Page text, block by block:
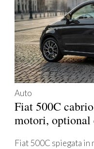
Auto
Fiat 500C
motori, optional
Fiat 500C spiegata in